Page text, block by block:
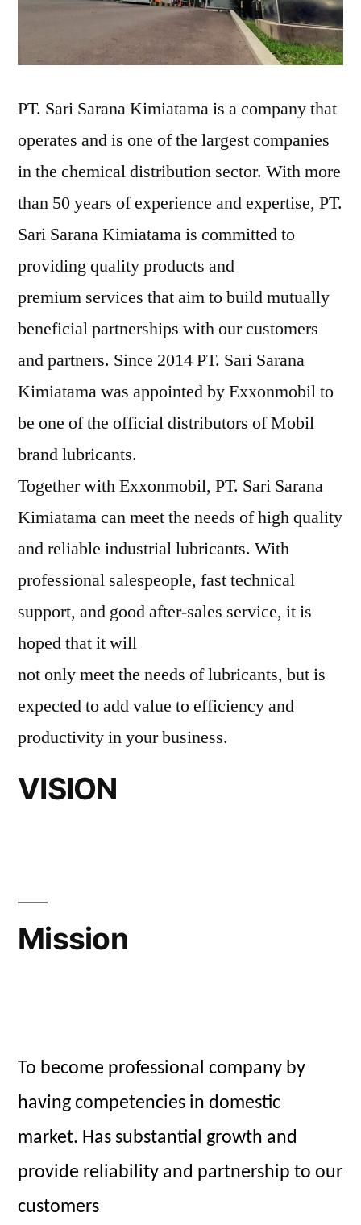
PT. Sari Sarana Kimiatama is a company that
operates and is one of the largest companies
in the chemical distribution sector. With more
than 50 years of experience and expertise, PT.
Sari Sarana Kimiatama is committed to
providing quality products and
premium services that aim to build mutually
beneficial partnerships with our customers
and partners. Since 2014 PT. Sari Sarana
Kimiatama was appointed by Exxonmobil to
be one of the official distributors of Mobil
brand lubricants.
Together with Exxonmobil, PT. Sari Sarana
Kimiatama can meet the needs of high quality
and reliable industrial lubricants. With
professional salespeople, fast technical
support, and good after-sales service, it is
hoped that it will
not only meet the needs of lubricants, but is
expected to add value to efficiency and
productivity in your business.
VISION
Mission
To become professional company by
having competencies in domestic
market. Has substantial growth and
provide reliability and partnership to our
customers